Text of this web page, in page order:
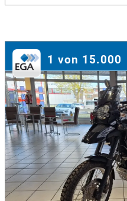
1 von 15.000